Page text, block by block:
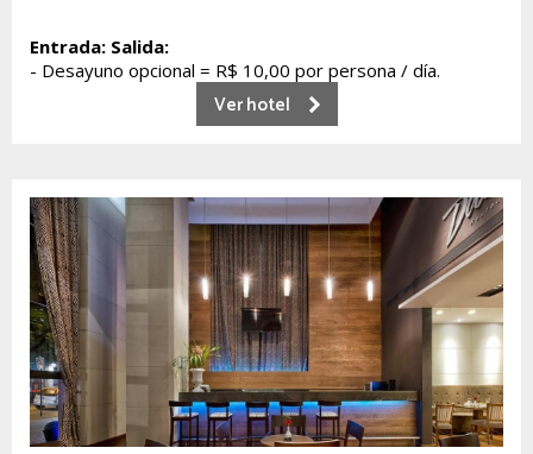
Entrada: Salida:
- Desayuno opcional = R$ 10,00 por persona / día.
Ver hotel